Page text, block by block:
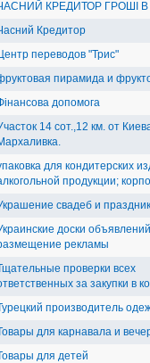
КРЕДИТОР ГРОШІ В
Кредитор
переводов "Трис"
пирамида и
допомога
14 сот.,12 км. от
для кондитерских
продукции;
свадеб и
доски
рекламы
проверки всех
за закупки в
производитель
для карнавала и
для детей